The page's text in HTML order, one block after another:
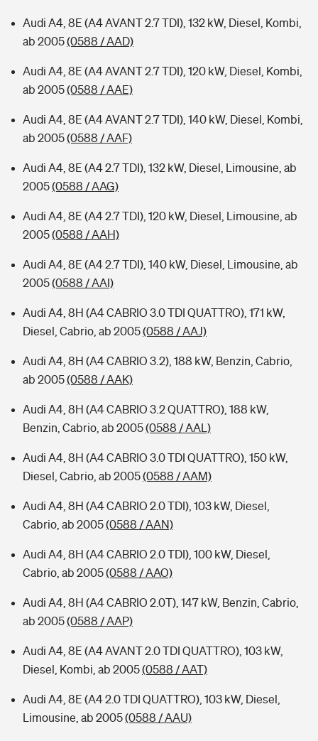
Audi A4, 8E (A4 AVANT 2.7 TDI), 132 kW, Diesel, Kombi,
ab 2005(0588 / AAD)
Audi A4, 8E (A4 AVANT 2.7 TDI), 120 kW, Diesel, Kombi,
ab 2005(0588 / AAE)
Audi A4, 8E (A4 AVANT 2.7 TDI), 140 kW, Diesel, Kombi,
ab 2005(0588 / AAF)
Audi A4, 8E (A4 2.7 TDI), 132 kW, Diesel, Limousine, ab
2005(0588 / AAG)
Audi A4, 8E (A4 2.7 TDI), 120 kW, Diesel, Limousine, ab
2005(0588 / AAH)
Audi A4, 8E (A4 2.7 TDI), 140 kW, Diesel, Limousine, ab
2005(0588 / AAI)
Audi A4, 8H (A4 CABRIO 3.0 TDI QUATTRO), 171 kW,
Diesel, Cabrio, ab 2005(0588 / AAJ)
Audi A4, 8H (A4 CABRIO 3.2), 188 kW, Benzin, Cabrio,
ab 2005(0588 / AAK)
Audi A4, 8H (A4 CABRIO 3.2 QUATTRO), 188 kW,
Benzin, Cabrio, ab 2005(0588 / AAL)
Audi A4, 8H (A4 CABRIO 3.0 TDI QUATTRO), 150 kW,
Diesel, Cabrio, ab 2005(0588 / AAM)
Audi A4, 8H (A4 CABRIO 2.0 TDI), 103 kW, Diesel,
Cabrio, ab 2005(0588 / AAN)
Audi A4, 8H (A4 CABRIO 2.0 TDI), 100 kW, Diesel,
Cabrio, ab 2005(0588 / AAO)
Audi A4, 8H (A4 CABRIO 2.0T), 147 kW, Benzin, Cabrio,
ab 2005(0588 / AAP)
Audi A4, 8E (A4 AVANT 2.0 TDI QUATTRO), 103 kW,
Diesel, Kombi, ab 2005(0588 / AAT)
Audi A4, 8E (A4 2.0 TDI QUATTRO), 103 kW, Diesel,
Limousine, ab 2005(0588 / AAU)